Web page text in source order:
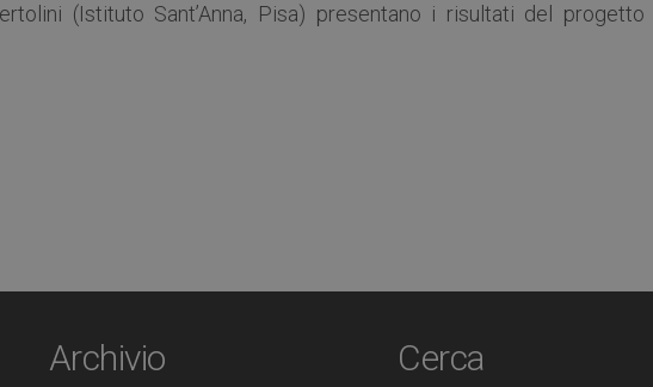
(Istituto Sant’Anna, Pisa) presentano i risultati del progetto
Archivio Cerca